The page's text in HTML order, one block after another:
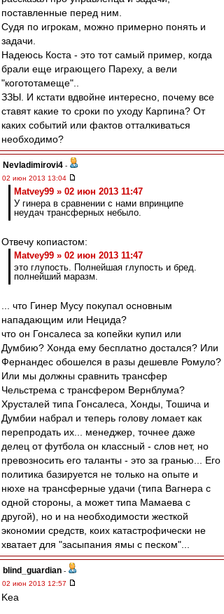
поставленные перед ним.
Судя по игрокам, можно примерно понять и
задачи.
Надеюсь Коста - это тот самый пример, когда
брали еще играющего Пареху, а вели
"когототамеще"..
ЗЗЫ. И кстати вдвойне интересно, почему все
ставят какие то сроки по уходу Карпина? От
каких событий или фактов отталкиваться
необходимо?
Nevladimirovi4 -
02 июн 2013 13:04
Matvey99 » 02 июн 2013 11:47
У гинера в сравнении с нами впринципе
неудач трансферных небыло.
Отвечу копиастом:
Matvey99 » 02 июн 2013 11:47
это глупость. Полнейшая глупость и бред.
полнейший маразм.
... что Гинер Мусу покупал основным
нападающим или Нецида?
что он Гонсалеса за копейки купил или
Думбию? Хонда ему бесплатно достался? Или
Фернандес обошелся в разы дешевле Ромуло?
Или мы должны сравнить трансфер
Чельстрема с трансфером Вернблума?
Хрусталей типа Гонсалеса, Хонды, Тошича и
Думбии набрал и теперь голову ломает как
перепродать их... менеджер, точнее даже
делец от футбола он классный - слов нет, но
превозносить его таланты - это за гранью... Его
политика базируется не только на опыте и
нюхе на трансферные удачи (типа Вагнера с
одной стороны, а может типа Мамаева с
другой), но и на необходимости жесткой
экономии средств, коих катастрофически не
хватает для "засыпания ямы с песком"...
blind_guardian -
02 июн 2013 12:57
Kea